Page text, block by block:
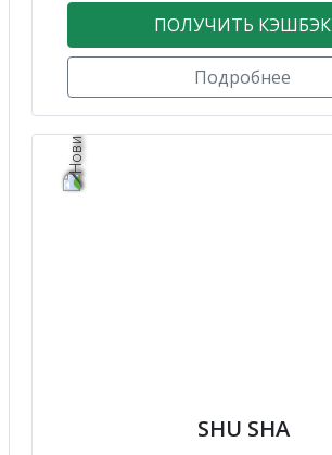
ПОЛУЧИТЬ КЭШБЭК
Подробнее
SHU SHA